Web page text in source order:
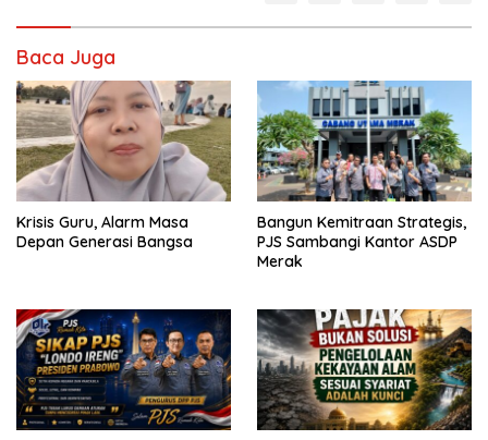
Baca Juga
Krisis Guru, Alarm Masa
Depan Generasi Bangsa
Bangun Kemitraan Strategis,
PJS Sambangi Kantor ASDP
Merak